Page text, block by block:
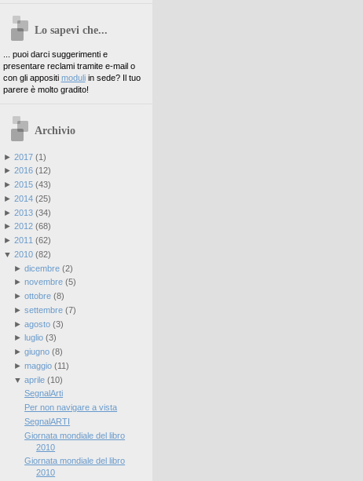
Lo sapevi che...
... puoi darci suggerimenti e
presentare reclami tramite e-mail o
con gli appositi moduliin sede? Il tuo
parere è molto gradito!
Archivio
► 2017(1)
► 2016(12)
► 2015(43)
► 2014(25)
► 2013(34)
► 2012(68)
► 2011 (62)
▼ 2010(82)
► dicembre(2)
► novembre(5)
► ottobre(8)
► settembre(7)
► agosto(3)
► luglio(3)
► giugno(8)
► maggio(11)
▼ aprile(10)
SegnalArti
Per non navigare a vista
SegnalARTI
Giornata mondiale del libro
2010
Giornata mondiale del libro
2010